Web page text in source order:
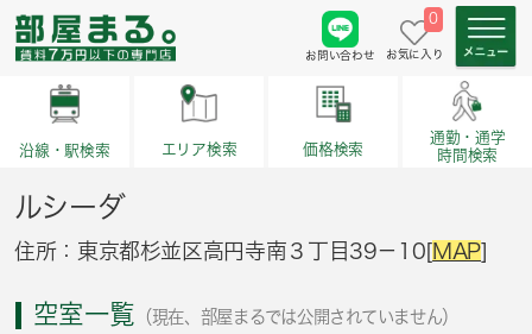
お問い合わせ
0
お気に入り
沿線・駅検索 エリア検索 価格検索
通勤・通学
時間検索
ルシーダ
住所：東京都杉並区高円寺南３丁目39－10[MAP]
空室一覧 （現在、部屋まるでは公開されていません）